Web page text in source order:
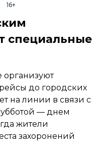
16+
специальные
организуют
до городских
на линии в связи с
— днем
жители
захоронений